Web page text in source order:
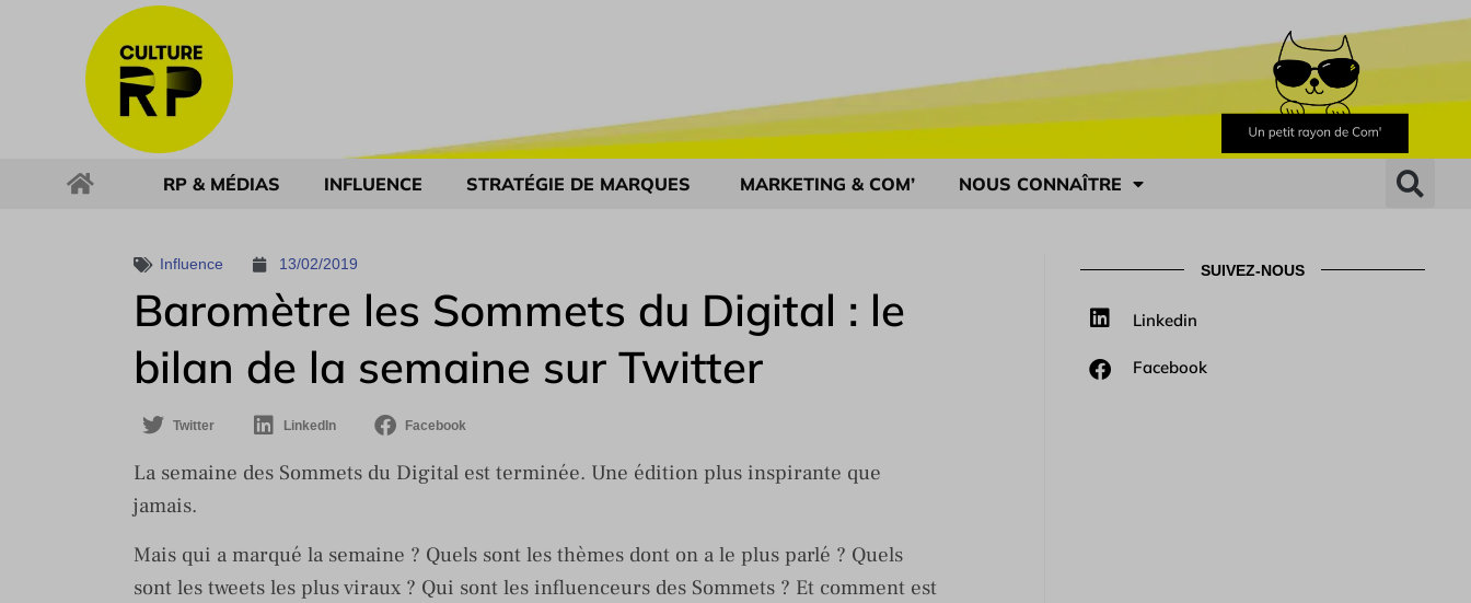
RP & MÉDIAS INFLUENCE STRATÉGIE DE MARQUES MARKETING & COM’ NOUS CONNAÎTRE
Influence 13/02/2019
Baromètre les Sommets du Digital : le
bilan de la semaine sur Twitter
Twitter LinkedIn Facebook
La semaine des Sommets du Digital est terminée. Une édition plus inspirante que
jamais.
Mais qui a marqué la semaine ? Quels sont les thèmes dont on a le plus parlé ? Quels
sont les tweets les plus viraux ? Qui sont les influenceurs des Sommets ? Et comment est
SUIVEZ-NOUS
Linkedin
Facebook